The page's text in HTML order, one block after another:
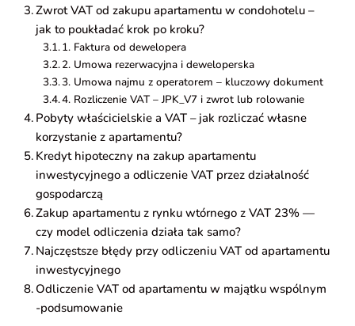
Zwrot VAT od zakupu apartamentu w condohotelu –
jak to poukładać krok po kroku?
1. Faktura od dewelopera
2. Umowa rezerwacyjna i deweloperska
3. Umowa najmu z operatorem – kluczowy dokument
4. Rozliczenie VAT – JPK_V7 i zwrot lub rolowanie
Pobyty właścicielskie a VAT – jak rozliczać własne
korzystanie z apartamentu?
Kredyt hipoteczny na zakup apartamentu
inwestycyjnego a odliczenie VAT przez działalność
gospodarczą
Zakup apartamentu z rynku wtórnego z VAT 23% —
czy model odliczenia działa tak samo?
Najczęstsze błędy przy odliczeniu VAT od apartamentu
inwestycyjnego
Odliczenie VAT od apartamentu w majątku wspólnym
-podsumowanie